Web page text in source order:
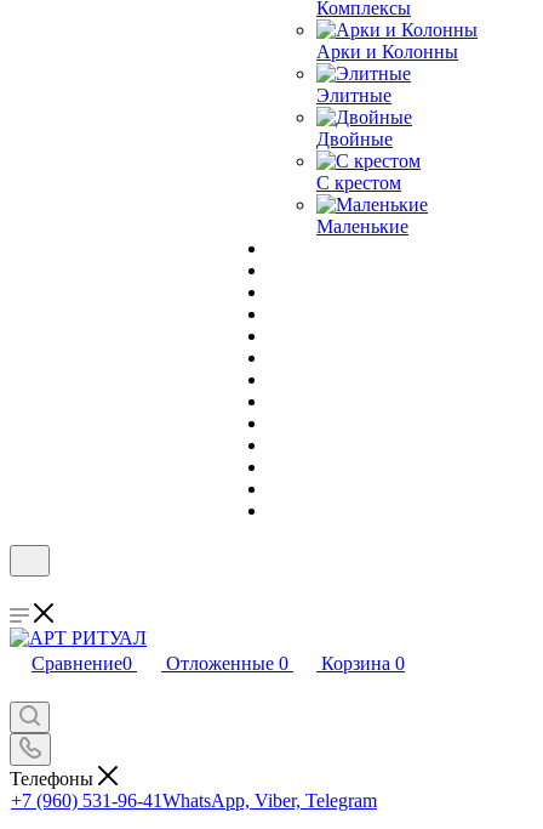
Комплексы
Арки и Колонны
Элитные
Двойные
С крестом
Маленькие
Сравнение0 Отложенные 0 Корзина 0
Телефоны
+7 (960) 531-96-41WhatsApp, Viber, Telegram